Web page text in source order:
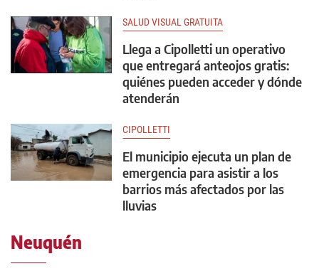
SALUD VISUAL GRATUITA
Llega a Cipolletti un operativo
que entregará anteojos gratis:
quiénes pueden acceder y dónde
atenderán
CIPOLLETTI
El municipio ejecuta un plan de
emergencia para asistir a los
barrios más afectados por las
lluvias
Neuquén